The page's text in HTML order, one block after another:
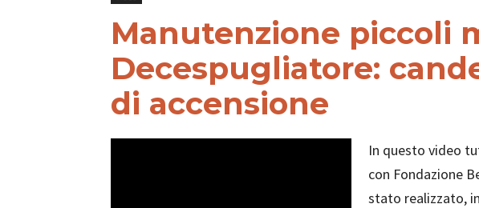
Manutenzione piccoli
Decespugliatore:
di accensione
In questo video
con Fondazione
stato realizzato,